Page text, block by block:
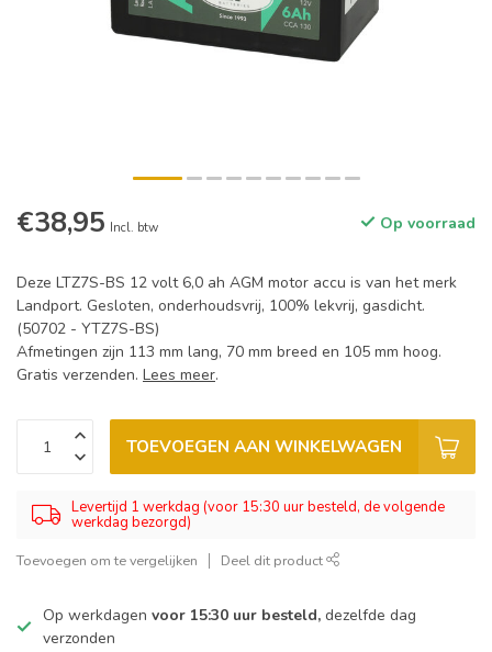
€38,95 Incl. btw Op voorraad
Deze LTZ7S-BS 12 volt 6,0 ah AGM motor accu is van het merk
Landport. Gesloten, onderhoudsvrij, 100% lekvrij, gasdicht.
(50702 - YTZ7S-BS)
Afmetingen zijn 113 mm lang, 70 mm breed en 105 mm hoog.
Gratis verzenden. Lees meer.
TOEVOEGEN AAN WINKELWAGEN
Levertijd 1 werkdag (voor 15:30 uur besteld, de volgende
werkdag bezorgd)
Toevoegen om te vergelijken Deel dit product
Op werkdagen voor 15:30 uur besteld, dezelfde dag
verzonden